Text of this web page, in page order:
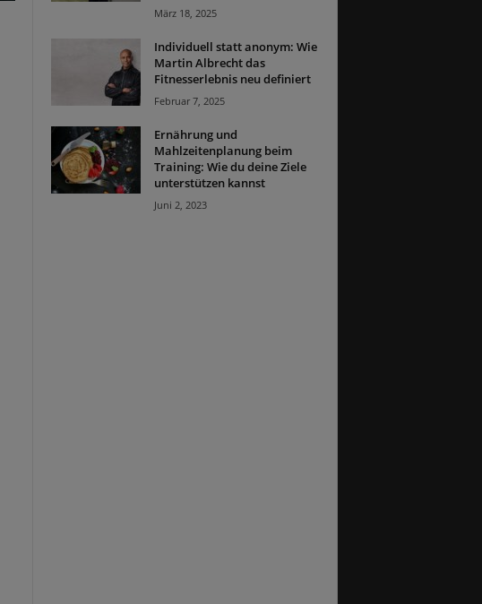
März 18, 2025
Individuell statt anonym: Wie
Martin Albrecht das
Fitnesserlebnis neu definiert
Februar 7, 2025
Ernährung und
Mahlzeitenplanung beim
Training: Wie du deine Ziele
unterstützen kannst
Juni 2, 2023